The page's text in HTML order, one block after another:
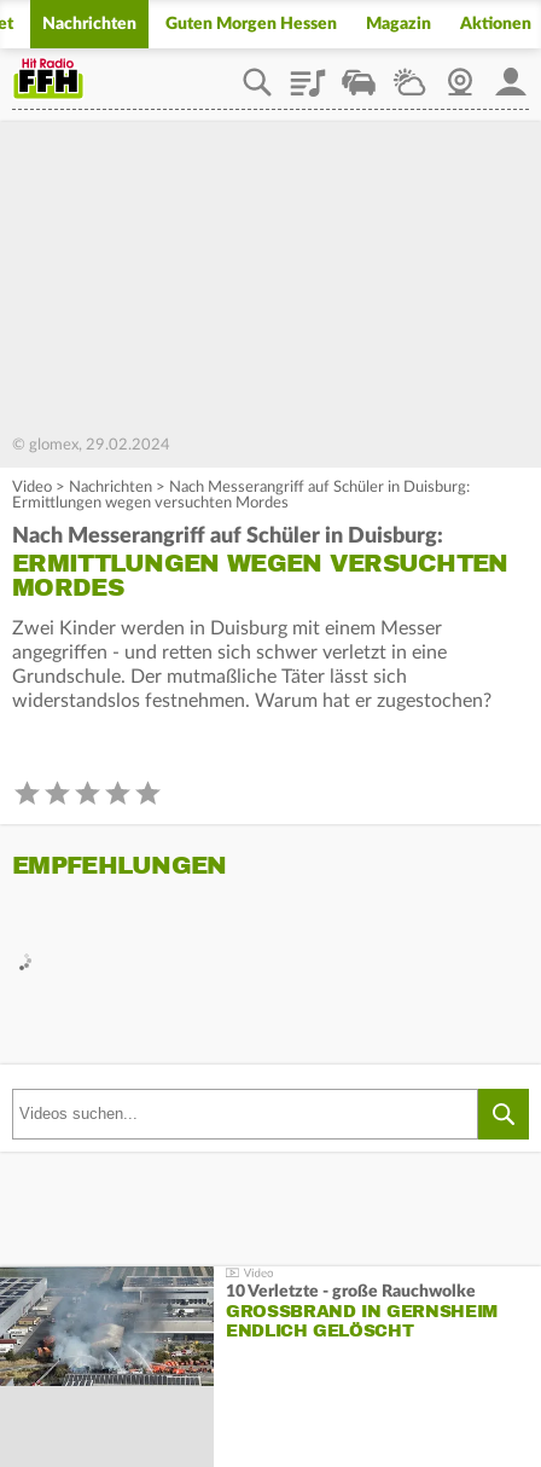
Nachrichten Guten Morgen Hessen Magazin Aktionen
PlaylistStaupilotWetterWebcam
© glomex, 29.02.2024
Video > Nachrichten > Nach Messerangriff auf Schüler in Duisburg:
Ermittlungen wegen versuchten Mordes
Nach Messerangriff auf Schüler in Duisburg:
ERMITTLUNGEN WEGEN VERSUCHTEN
MORDES
Zwei Kinder werden in Duisburg mit einem Messer
angegriffen - und retten sich schwer verletzt in eine
Grundschule. Der mutmaßliche Täter lässt sich
widerstandslos festnehmen. Warum hat er zugestochen?
EMPFEHLUNGEN
10 Verletzte - große Rauchwolke
GROSSBRAND IN GERNSHEIM E
NDLICH GELÖSCHT